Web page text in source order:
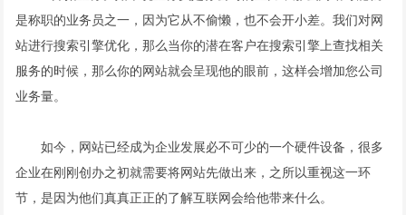
是称职的业务员之一，因为它从不偷懒，也不会开小差。我们对网
站进行搜索引擎优化，那么当你的潜在客户在搜索引擎上查找相关
服务的时候，那么你的网站就会呈现他的眼前，这样会增加您公司
业务量。
如今，网站已经成为企业发展必不可少的一个硬件设备，很多
企业在刚刚创办之初就需要将网站先做出来，之所以重视这一环
节，是因为他们真真正正的了解互联网会给他带来什么。